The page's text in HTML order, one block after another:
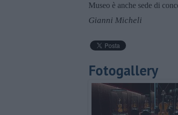
Museo è anche sede di
Gianni Micheli
Fotogallery